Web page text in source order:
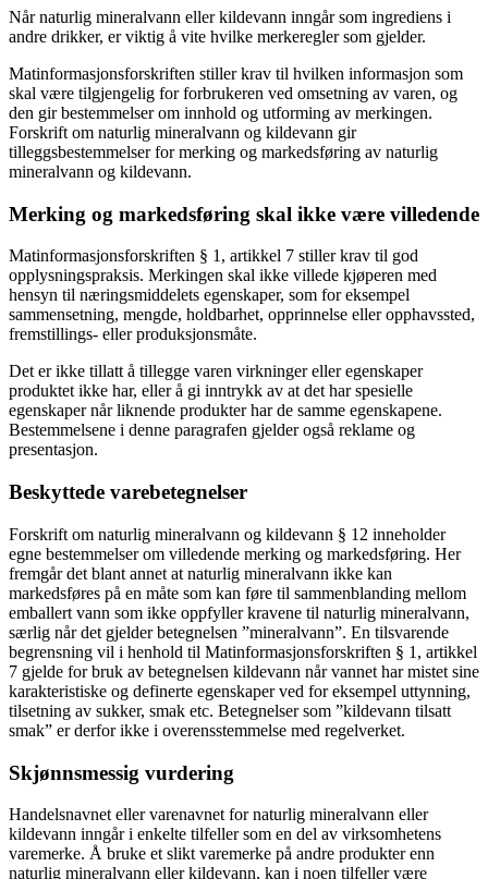
Når naturlig mineralvann eller kildevann inngår som ingrediens i
andre drikker, er viktig å vite hvilke merkeregler som gjelder.
Matinformasjonsforskriften stiller krav til hvilken informasjon som
skal være tilgjengelig for forbrukeren ved omsetning av varen, og
den gir bestemmelser om innhold og utforming av merkingen.
Forskrift om naturlig mineralvann og kildevann gir
tilleggsbestemmelser for merking og markedsføring av naturlig
mineralvann og kildevann.
Merking og markedsføring skal ikke være villedende
Matinformasjonsforskriften § 1, artikkel 7 stiller krav til god
opplysningspraksis. Merkingen skal ikke villede kjøperen med
hensyn til næringsmiddelets egenskaper, som for eksempel
sammensetning, mengde, holdbarhet, opprinnelse eller opphavssted,
fremstillings- eller produksjonsmåte.
Det er ikke tillatt å tillegge varen virkninger eller egenskaper
produktet ikke har, eller å gi inntrykk av at det har spesielle
egenskaper når liknende produkter har de samme egenskapene.
Bestemmelsene i denne paragrafen gjelder også reklame og
presentasjon.
Beskyttede varebetegnelser
Forskrift om naturlig mineralvann og kildevann § 12 inneholder
egne bestemmelser om villedende merking og markedsføring. Her
fremgår det blant annet at naturlig mineralvann ikke kan
markedsføres på en måte som kan føre til sammenblanding mellom
emballert vann som ikke oppfyller kravene til naturlig mineralvann,
særlig når det gjelder betegnelsen ”mineralvann”. En tilsvarende
begrensning vil i henhold til Matinformasjonsforskriften § 1, artikkel
7 gjelde for bruk av betegnelsen kildevann når vannet har mistet sine
karakteristiske og definerte egenskaper ved for eksempel uttynning,
tilsetning av sukker, smak etc. Betegnelser som ”kildevann tilsatt
smak” er derfor ikke i overensstemmelse med regelverket.
Skjønnsmessig vurdering
Handelsnavnet eller varenavnet for naturlig mineralvann eller
kildevann inngår i enkelte tilfeller som en del av virksomhetens
varemerke. Å bruke et slikt varemerke på andre produkter enn
naturlig mineralvann eller kildevann, kan i noen tilfeller være